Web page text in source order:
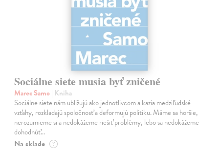
Sociálne siete musia byť zničené
Marec Samo| Kniha
Sociálne siete nám ubližujú ako jednotlivcom a kazia medziľudské
vzťahy, rozkladajú spoločnosť a deformujú politiku. Máme sa horšie,
nerozumieme si a nedokážeme riešiť problémy, lebo sa nedokážeme
dohodnúť…
Na sklade ?